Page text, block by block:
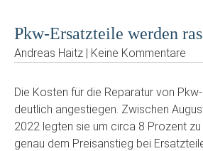
Pkw-Ersatzteile werden
Andreas Haitz | Keine Kommentare
Die Kosten für die Reparatur von
deutlich angestiegen. Zwischen
2022 legten sie um circa 8 Prozent
genau dem Preisanstieg bei